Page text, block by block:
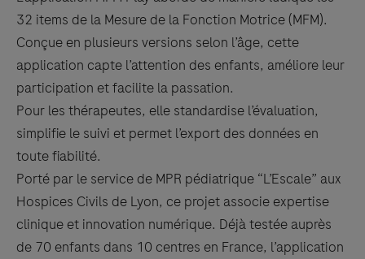
32 items de la Mesure de la Fonction Motrice (MFM).
Conçue en plusieurs versions selon l’âge, cette
application capte l’attention des enfants, améliore leur
participation et facilite la passation.
Pour les thérapeutes, elle standardise l’évaluation,
simplifie le suivi et permet l’export des données en
toute fiabilité.
Porté par le service de MPR pédiatrique “L’Escale” aux
Hospices Civils de Lyon, ce projet associe expertise
clinique et innovation numérique. Déjà testée auprès
de 70 enfants dans 10 centres en France, l’application